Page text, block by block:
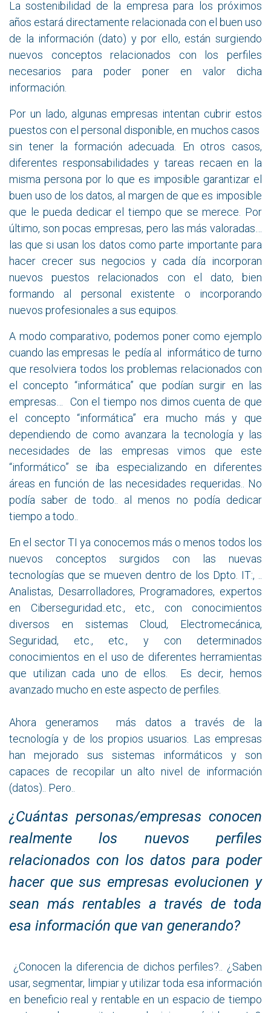
La sostenibilidad de la empresa para los próximos
años estará directamente relacionada con el buen uso
de la información (dato) y por ello, están surgiendo
nuevos conceptos relacionados con los perfiles
necesarios para poder poner en valor dicha
información.
Por un lado, algunas empresas intentan cubrir estos
puestos con el personal disponible, en muchos casos
sin tener la formación adecuada. En otros casos,
diferentes responsabilidades y tareas recaen en la
misma persona por lo que es imposible garantizar el
buen uso de los datos, al margen de que es imposible
que le pueda dedicar el tiempo que se merece. Por
último, son pocas empresas, pero las más valoradas…
las que si usan los datos como parte importante para
hacer crecer sus negocios y cada día incorporan
nuevos puestos relacionados con el dato, bien
formando al personal existente o incorporando
nuevos profesionales a sus equipos.
A modo comparativo, podemos poner como ejemplo
cuando las empresas le pedía al informático de turno
que resolviera todos los problemas relacionados con
el concepto “informática” que podían surgir en las
empresas… Con el tiempo nos dimos cuenta de que
el concepto “informática” era mucho más y que
dependiendo de como avanzara la tecnología y las
necesidades de las empresas vimos que este
“informático” se iba especializando en diferentes
áreas en función de las necesidades requeridas.. No
podía saber de todo.. al menos no podía dedicar
tiempo a todo..
En el sector TI ya conocemos más o menos todos los
nuevos conceptos surgidos con las nuevas
tecnologías que se mueven dentro de los Dpto. IT:, ..
Analistas, Desarrolladores, Programadores, expertos
en Ciberseguridad..etc., etc., con conocimientos
diversos en sistemas Cloud, Electromecánica,
Seguridad, etc., etc., y con determinados
conocimientos en el uso de diferentes herramientas
que utilizan cada uno de ellos. Es decir, hemos
avanzado mucho en este aspecto de perfiles.
Ahora generamos más datos a través de la
tecnología y de los propios usuarios. Las empresas
han mejorado sus sistemas informáticos y son
capaces de recopilar un alto nivel de información
(datos).. Pero..
¿Cuántas personas/empresas conocen
realmente los nuevos perfiles
relacionados con los datos para poder
hacer que sus empresas evolucionen y
sean más rentables a través de toda
esa información que van generando?
¿Conocen la diferencia de dichos perfiles?.. ¿Saben
usar, segmentar, limpiar y utilizar toda esa información
en beneficio real y rentable en un espacio de tiempo